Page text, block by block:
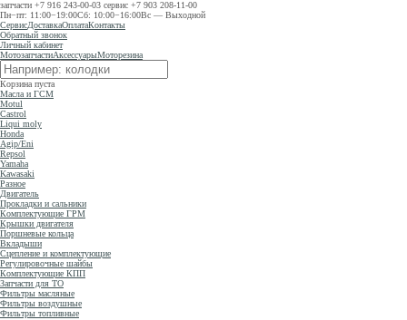
запчасти +7 916 243-00-03 сервис +7 903 208-11-00
Пн−пт: 11:00−19:00Сб: 10:00−16:00Вс — Выходной
СервисДоставкаОплатаКонтакты
Обратный звонок
Личный кабинет
МотозапчастиАксессуарыМоторезина
Корзина пуста
Масла и ГСМ
Motul
Castrol
Liqui moly
Honda
Agip/Eni
Repsol
Yamaha
Kawasaki
Разное
Двигатель
Прокладки и сальники
Комплектующие ГРМ
Крышки двигателя
Поршневые кольца
Вкладыши
Сцепление и комплектующие
Регулировочные шайбы
Комплектующие КПП
Запчасти для ТО
Фильтры масляные
Фильтры воздушные
Фильтры топливные